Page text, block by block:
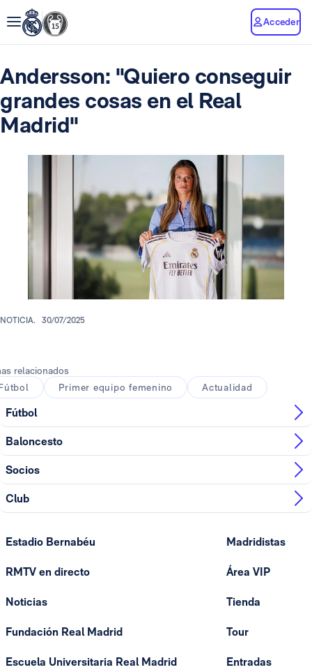
Acceder
Andersson: "Quiero conseguir
grandes cosas en el Real
Madrid"
NOTICIA. 30/07/2025
relacionados
Primer equipo femenino Actualidad
Fútbol
Baloncesto
Socios
Club
Estadio Bernabéu
RMTV en directo
Noticias
Fundación Real Madrid
Escuela Universitaria Real Madrid
Madridistas
Área VIP
Tienda
Tour
Entradas